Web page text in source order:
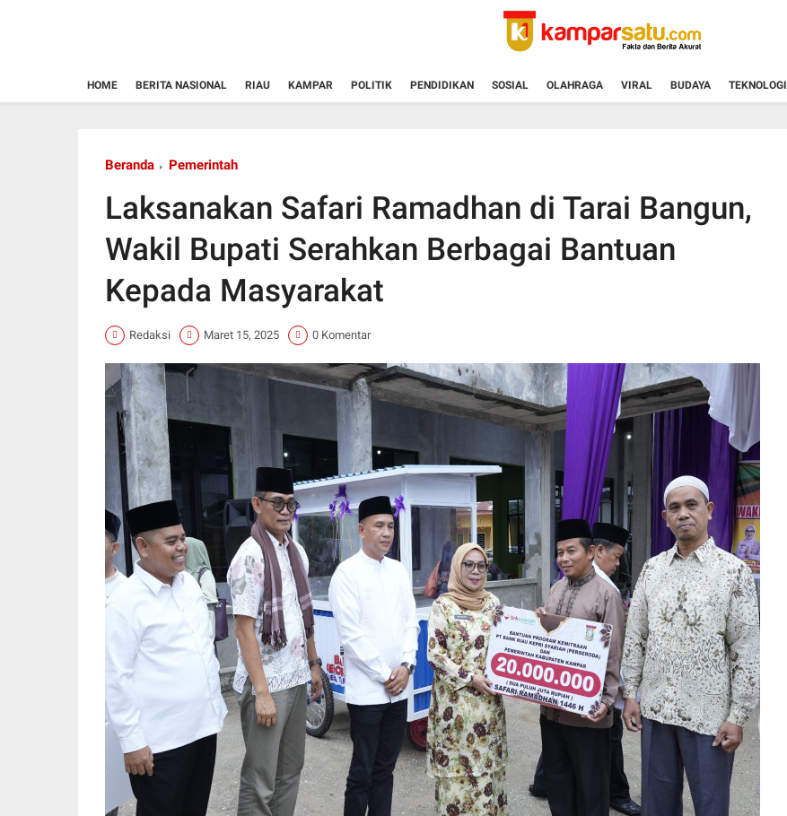
HOME BERITA NASIONAL RIAU KAMPAR POLITIK PENDIDIKAN SOSIAL OLAHRAGA VIRAL BUDAYA TEKNOLOGI
Beranda Pemerintah
Laksanakan Safari Ramadhan di Tarai Bangun,
Wakil Bupati Serahkan Berbagai Bantuan
Kepada Masyarakat
Redaksi Maret 15, 2025 0 Komentar